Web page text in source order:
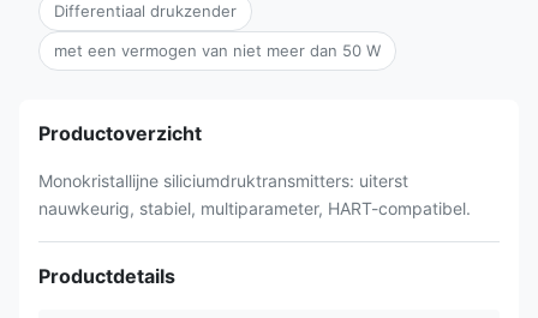
Differentiaal drukzender
met een vermogen van niet meer dan 50 W
Productoverzicht
Monokristallijne siliciumdruktransmitters: uiterst
nauwkeurig, stabiel, multiparameter, HART-compatibel.
Productdetails